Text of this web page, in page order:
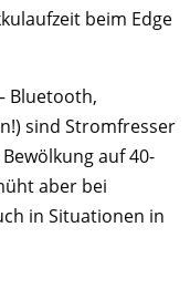
beim Edge
Bluetooth,
sind Stromfresser
auf 40-
aber bei
in Situationen in